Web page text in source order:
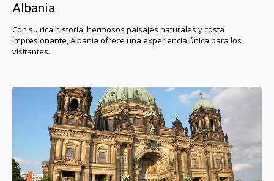
Albania
Con su rica historia, hermosos paisajes naturales y costa
impresionante, Albania ofrece una experiencia única para los
visitantes.